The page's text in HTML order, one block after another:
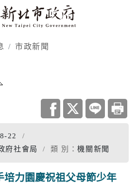
市政新聞
22
府社會局 類 別：機關新聞
培力園慶祝祖父母節少年